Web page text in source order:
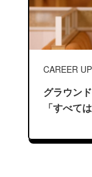
CAREER
グラウン
「すべて